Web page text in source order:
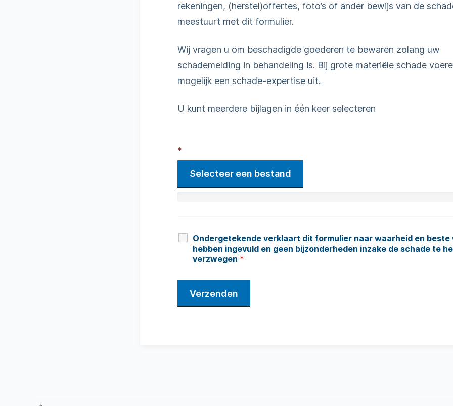
rekeningen, (herstel)offertes, foto’s of ander bewijs van de
meestuurt met dit formulier.
Wij vragen u om beschadigde goederen te bewaren zolang uw
schademelding in behandeling is. Bij grote materiële schade
mogelijk een schade-expertise uit.
U kunt meerdere bijlagen in één keer selecteren
*
Selecteer een bestand
Ondergetekende verklaart dit formulier naar waarheid en
hebben ingevuld en geen bijzonderheden inzake de schade te
verzwegen *